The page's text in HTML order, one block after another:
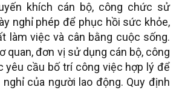
khích cán bộ, công chức sử
nghỉ phép để phục hồi sức khỏe,
làm việc và cân bằng cuộc sống.
quan, đơn vị sử dụng cán bộ, công
yêu cầu bố trí công việc hợp lý để
của người lao động. Quy định